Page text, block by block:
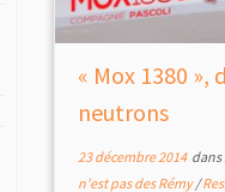
« Mox 1380 »,
neutrons
23 décembre 2014dans
n'est pas des Rémy/